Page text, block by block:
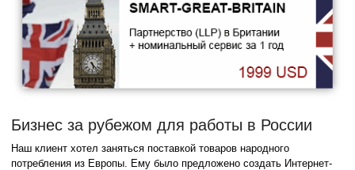
Бизнес за рубежом для работы в России
Наш клиент хотел заняться поставкой товаров народного
потребления из Европы. Ему было предложено создать Интернет-